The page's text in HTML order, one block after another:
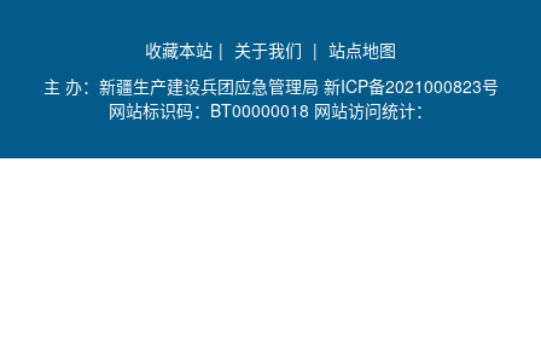
收藏本站 | 关于我们 | 站点地图
主 办：新疆生产建设兵团应急管理局 新ICP备2021000823号
网站标识码：BT00000018 网站访问统计：